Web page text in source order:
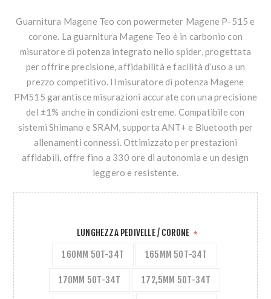
Guarnitura Magene Teo con powermeter Magene P-515 e
corone. La guarnitura Magene Teo è in carbonio con
misuratore di potenza integrato nello spider, progettata
per offrire precisione, affidabilità e facilità d’uso a un
prezzo competitivo. Il misuratore di potenza Magene
PM515 garantisce misurazioni accurate con una precisione
del ±1% anche in condizioni estreme. Compatibile con
sistemi Shimano e SRAM, supporta ANT+ e Bluetooth per
allenamenti connessi. Ottimizzato per prestazioni
affidabili, offre fino a 330 ore di autonomia e un design
leggero e resistente.
LUNGHEZZA PEDIVELLE / CORONE *
160MM 50T-34T 165MM 50T-34T
170MM 50T-34T 172,5MM 50T-34T